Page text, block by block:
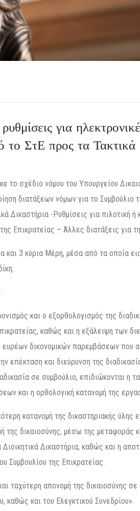
για
το ΣτΕ προς τα Τακτικά
το σχέδιο νόμου του Υπουργείου
διατάξεων νόμων για το Συμβούλιο
Δικαστήρια -Ρυθμίσεις για πιλοτική ή
Επικρατείας – Άλλες διατάξεις για τη
και 3 κύρια Μέρη, μέσα από τα οποία
και ο εξορθολογισμός της
καθώς και η εξάλειψη των
δικονομικών παρεμβάσεων που
επέκταση και διεύρυνση της
σε συμβούλιο, επιδιώκονται η
και η ορθολογική κατανομή της
κατανομή της δικαστηριακής ύλης
της δικαιοσύνης, μέσω της
Δικαστήρια, καθώς και η
Συμβουλίου της Επικρατείας.
ταχύτερη απονομή της δικαιοσύνης
καθώς και του Ελεγκτικού Συνεδρίου».